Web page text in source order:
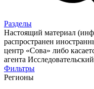
Разделы
Настоящий материал
распространен
центр «Сова» либо
агента
Фильтры
Регионы